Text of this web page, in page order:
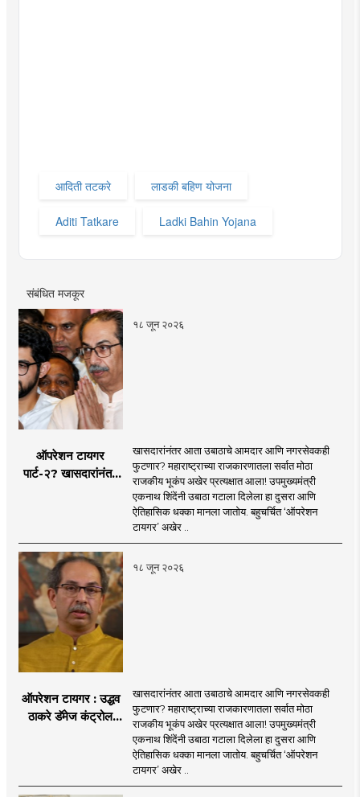
आदिती तटकरे लाडकी बहिण योजना
Aditi Tatkare Ladki Bahin Yojana
संबंधित मजकूर
१८ जून २०२६
ऑपरेशन टायगर
पार्ट-२? खासदारांनंतर
खासदारांनंतर आता उबाठाचे आमदार आणि नगरसेवकही
फुटणार? महाराष्ट्राच्या राजकारणातला सर्वात मोठा
राजकीय भूकंप अखेर प्रत्यक्षात आला! उपमुख्यमंत्री
एकनाथ शिंदेंनी उबाठा गटाला दिलेला हा दुसरा आणि
ऐतिहासिक धक्का मानला जातोय. बहुचर्चित ‘ऑपरेशन
टायगर’ अखेर ..
१८ जून २०२६
ऑपरेशन टायगर : उद्धव
ठाकरे डॅमेज कंट्रोल
शिंदेंकडे जाण्याच्या चर्चा
खासदारांनंतर आता उबाठाचे आमदार आणि नगरसेवकही
फुटणार? महाराष्ट्राच्या राजकारणातला सर्वात मोठा
राजकीय भूकंप अखेर प्रत्यक्षात आला! उपमुख्यमंत्री
एकनाथ शिंदेंनी उबाठा गटाला दिलेला हा दुसरा आणि
ऐतिहासिक धक्का मानला जातोय. बहुचर्चित ‘ऑपरेशन
टायगर’ अखेर ..